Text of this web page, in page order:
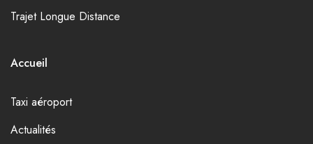
Trajet Longue Distance
Accueil
Taxi aéroport
Actualités